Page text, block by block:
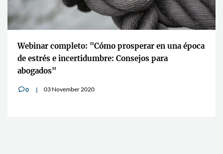
Webinar completo: "Cómo prosperar en una época
de estrés e incertidumbre: Consejos para
abogados"
v0 03 November 2020